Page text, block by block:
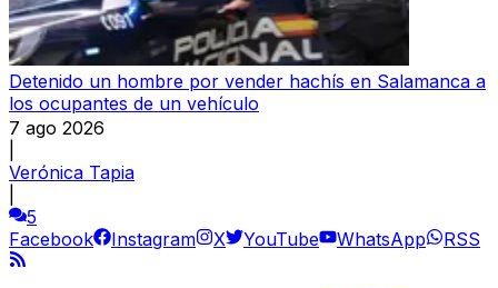
Detenido un hombre por vender hachís en Salamanca a
los ocupantes de un vehículo
7 ago 2026
Verónica Tapia
5
Facebook
Instagram X YouTube WhatsApp RSS